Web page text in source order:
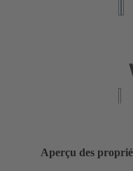
Aperçu des